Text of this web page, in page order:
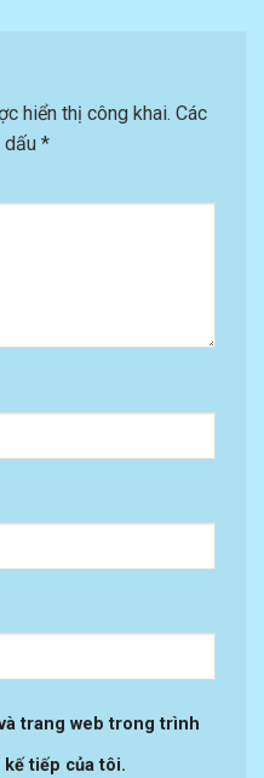
hiển thị công khai. Các
dấu *
trang web trong trình
tiếp của tôi.